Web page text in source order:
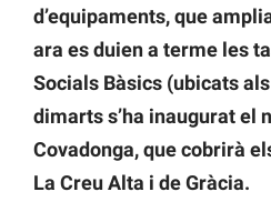
d’equipaments, que
ara es duien a terme les
Socials Bàsics (ubicats
dimarts s’ha inaugurat el
Covadonga, que cobrirà
La Creu Alta i de Gràcia.